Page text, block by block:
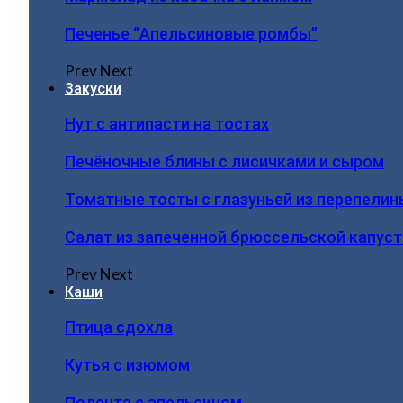
Печенье “Апельсиновые ромбы”
PrevNext
Закуски
Нут с антипасти на тостах
Печёночные блины с лисичками и сыром
Томатные тосты с глазуньей из
Салат из запеченной брюссельской
PrevNext
Каши
Птица сдохла
Кутья с изюмом